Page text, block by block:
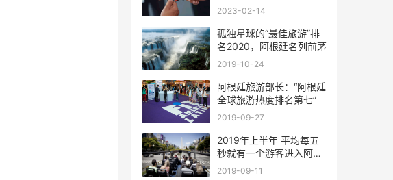
2023-02-14
孤独星球的“最佳旅游”排
名2020，阿根廷名列前茅
2019-10-24
阿根廷旅游部长：“阿根廷
全球旅游热度排名第七”
2019-09-27
2019年上半年 平均每五
秒就有一个游客进入阿根
廷
2019-09-11